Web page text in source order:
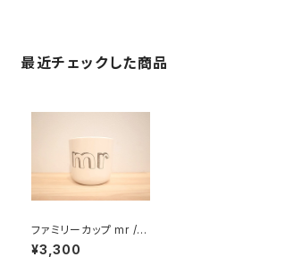
最近チェックした商品
ファミリーカップ mr /
ミスター
¥3,300